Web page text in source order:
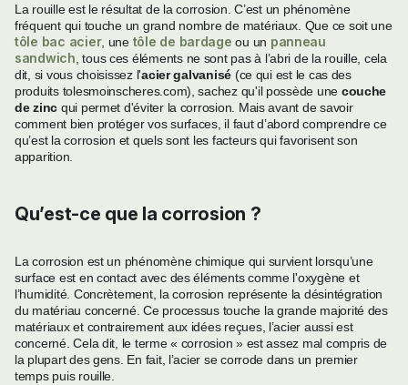
La rouille est le résultat de la corrosion. C’est un phénomène
fréquent qui touche un grand nombre de matériaux. Que ce soit une
tôle bac acier, une tôle de bardage ou un panneau
sandwich , tous ces éléments ne sont pas à l’abri de la rouille, cela
dit, si vous choisissez l'acier galvanisé (ce qui est le cas des
produits tolesmoinscheres.com), sachez qu'il possède une couche
de zinc qui permet d'éviter la corrosion. Mais avant de savoir
comment bien protéger vos surfaces, il faut d’abord comprendre ce
qu’est la corrosion et quels sont les facteurs qui favorisent son
apparition.
Qu’est-ce que la corrosion ?
La corrosion est un phénomène chimique qui survient lorsqu’une
surface est en contact avec des éléments comme l'oxygène et
l’humidité. Concrètement, la corrosion représente la désintégration
du matériau concerné. Ce processus touche la grande majorité des
matériaux et contrairement aux idées reçues, l’acier aussi est
concerné. Cela dit, le terme « corrosion » est assez mal compris de
la plupart des gens. En fait, l’acier se corrode dans un premier
temps puis rouille.